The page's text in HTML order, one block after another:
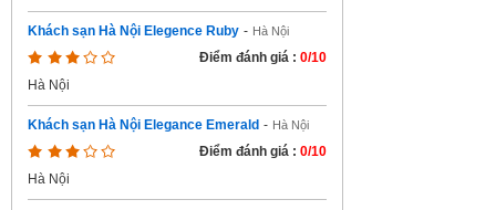
Khách sạn Hà Nội Elegence Ruby - Hà Nội
Điểm đánh giá : 0/10
Hà Nội
Khách sạn Hà Nội Elegance Emerald - Hà Nội
Điểm đánh giá : 0/10
Hà Nội